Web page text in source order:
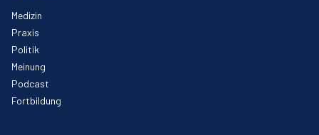
Medizin
Praxis
Politik
Meinung
Podcast
Fortbildung